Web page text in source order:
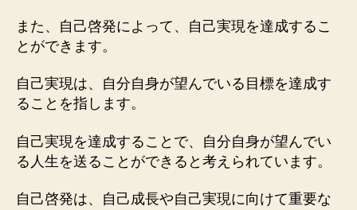
また、自己啓発によって、自己実現を達成するこ
とができます。
自己実現は、自分自身が望んでいる目標を達成す
ることを指します。
自己実現を達成することで、自分自身が望んでい
る人生を送ることができると考えられています。
自己啓発は、自己成長や自己実現に向けて重要な